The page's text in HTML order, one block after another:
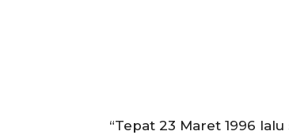
“Tepat 23 Maret 1996